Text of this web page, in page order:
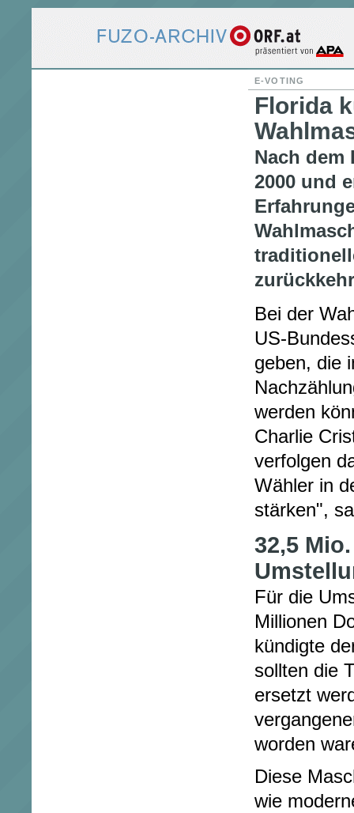
Florida
E-VOTING
Nach dem
2000 und
Bei der
US-
geben, die
werden
Charlie
verfolgen
Wähler in
stärken",
32,5
Für die
Millionen
kündigte
sollten die
ersetzt
worden
Diese
wie